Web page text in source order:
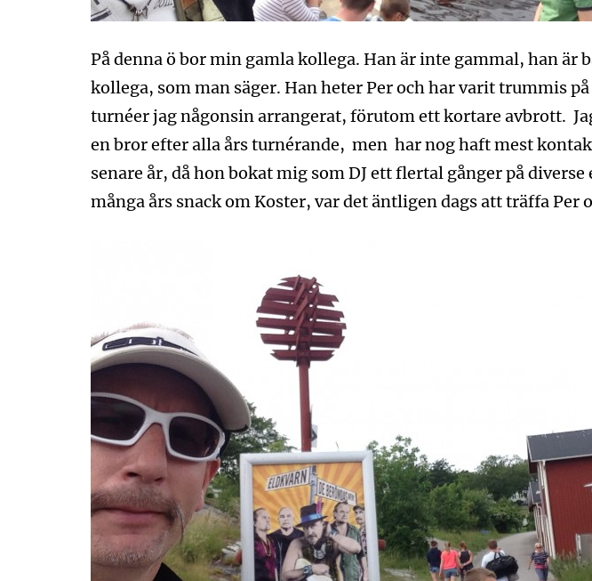
På denna ö bor min gamla kollega. Han är inte gammal, han är
kollega, som man säger. Han heter Per och har varit trummis på
turnéer jag någonsin arrangerat, förutom ett kortare avbrott.
en bror efter alla års turnérande, men har nog haft mest
senare år, då hon bokat mig som DJ ett flertal gånger på diverse
många års snack om Koster, var det äntligen dags att träffa Per